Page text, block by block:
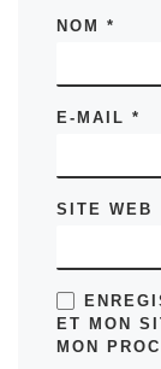
NOM*
E-MAIL*
SITE WEB
ET MON
MON